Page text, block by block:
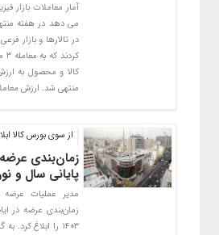
آمار معاملات بازار
در تالارها و بازار
منتهی شد. ارزش معاملات ۱۰ شرکت
از سوی بورس کالا
زمان‌بندی
پایانی سال و نوروز
مدیر عملیات عرضه
۱۴۰۳ را ابلاغ